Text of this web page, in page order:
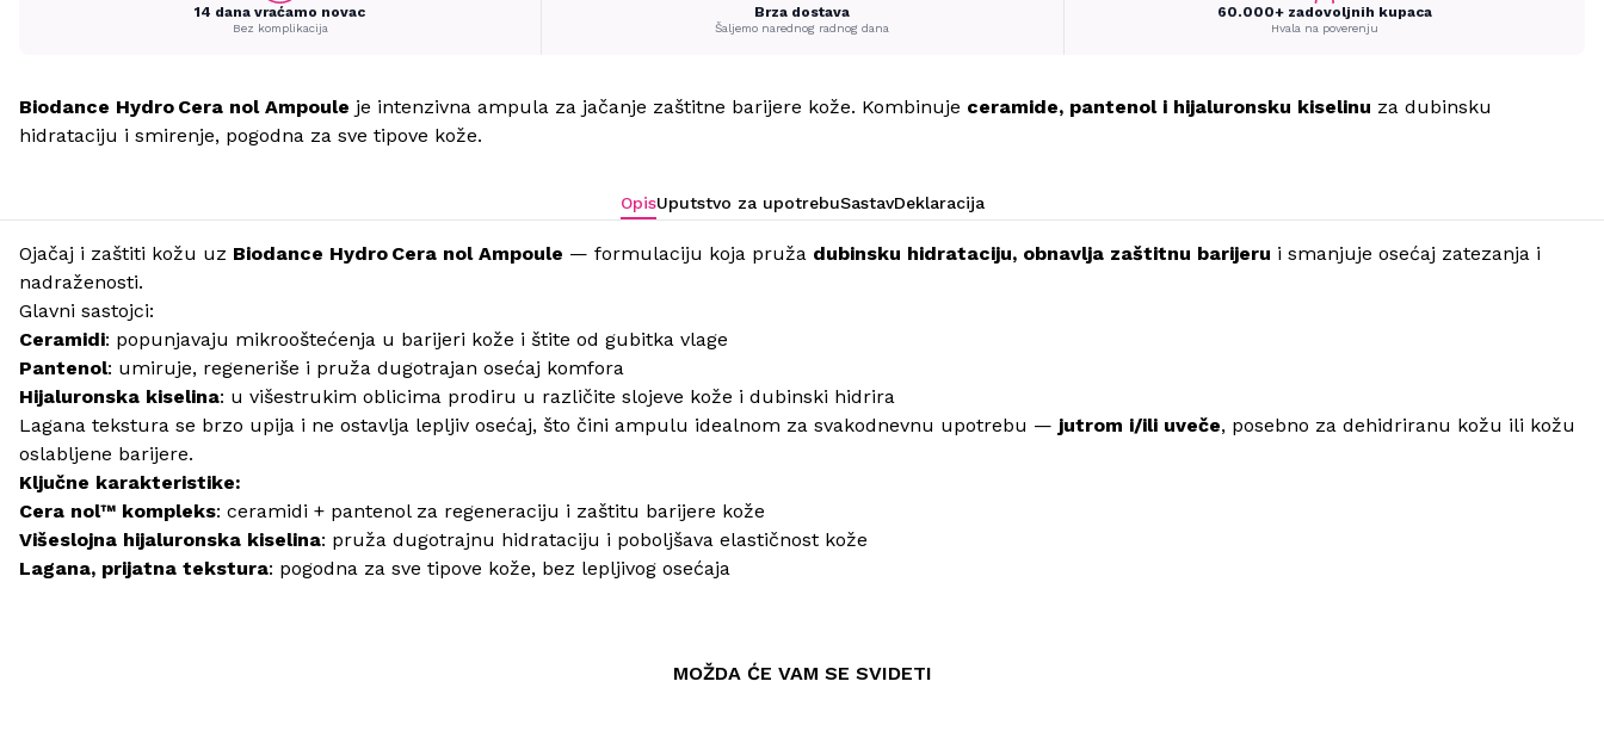
14 dana vraćamo novac
Bez komplikacija
Brza dostava
Šaljemo narednog radnog dana
60.000+ zadovoljnih kupaca
Hvala na poverenju
Biodance Hydro Cera nol Ampoule je intenzivna ampula za jačanje zaštitne barijere kože. Kombinuje ceramide, pantenol i hijaluronsku kiselinu za dubinsku
hidrataciju i smirenje, pogodna za sve tipove kože.
OpisUputstvo za upotrebuSastavDeklaracija
Ojačaj i zaštiti kožu uz Biodance Hydro Cera nol Ampoule — formulaciju koja pruža dubinsku hidrataciju, obnavlja zaštitnu barijeru i smanjuje osećaj zatezanja i
nadraženosti.
Glavni sastojci:
Ceramidi: popunjavaju mikrooštećenja u barijeri kože i štite od gubitka vlage
Pantenol: umiruje, regeneriše i pruža dugotrajan osećaj komfora
Hijaluronska kiselina: u višestrukim oblicima prodiru u različite slojeve kože i dubinski hidrira
Lagana tekstura se brzo upija i ne ostavlja lepljiv osećaj, što čini ampulu idealnom za svakodnevnu upotrebu — jutrom i/ili uveče, posebno za dehidriranu kožu ili kožu
oslabljene barijere.
Ključne karakteristike:
Cera nol™ kompleks: ceramidi + pantenol za regeneraciju i zaštitu barijere kože
Višeslojna hijaluronska kiselina: pruža dugotrajnu hidrataciju i poboljšava elastičnost kože
Lagana, prijatna tekstura: pogodna za sve tipove kože, bez lepljivog osećaja
MOŽDA ĆE VAM SE SVIDETI